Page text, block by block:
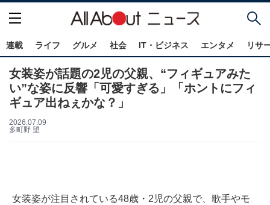
連載 ライフ グルメ 社会 IT・ビジネス エンタメ リサ
女装姿が話題の2児の父親、“フィギュアみた
い”な姿に反響「可愛すぎる」「ホントにフィ
ギュア出ねぇかな？」
2026.07.09
多町野 望
女装姿が注目されている48歳・2児の父親で、歌手やモ